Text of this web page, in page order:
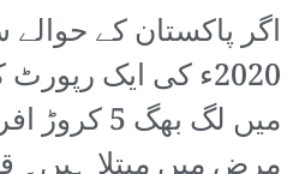
اگر پاکستان کے
2020ء کی ایک
میں لگ بھگ